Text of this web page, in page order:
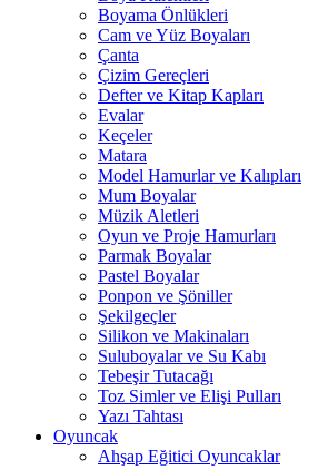
Boyama Önlükleri
Cam ve Yüz Boyaları
Çanta
Çizim Gereçleri
Defter ve Kitap Kapları
Evalar
Keçeler
Matara
Model Hamurlar ve Kalıpları
Mum Boyalar
Müzik Aletleri
Oyun ve Proje Hamurları
Parmak Boyalar
Pastel Boyalar
Ponpon ve Şöniller
Şekilgeçler
Silikon ve Makinaları
Suluboyalar ve Su Kabı
Tebeşir Tutacağı
Toz Simler ve Elişi Pulları
Yazı Tahtası
Oyuncak
Ahşap Eğitici Oyuncaklar